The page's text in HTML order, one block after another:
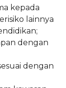
kepada
lainnya
dengan
dengan